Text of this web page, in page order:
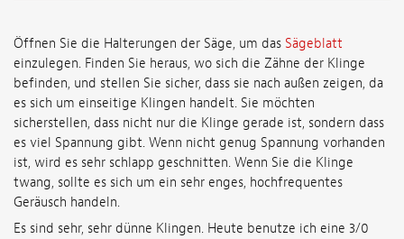
Öffnen Sie die Halterungen der Säge, um das Sägeblatt
einzulegen. Finden Sie heraus, wo sich die Zähne der Klinge
befinden, und stellen Sie sicher, dass sie nach außen zeigen, da
es sich um einseitige Klingen handelt. Sie möchten
sicherstellen, dass nicht nur die Klinge gerade ist, sondern dass
es viel Spannung gibt. Wenn nicht genug Spannung vorhanden
ist, wird es sehr schlapp geschnitten. Wenn Sie die Klinge
twang, sollte es sich um ein sehr enges, hochfrequentes
Geräusch handeln.
Es sind sehr, sehr dünne Klingen. Heute benutze ich eine 3/0